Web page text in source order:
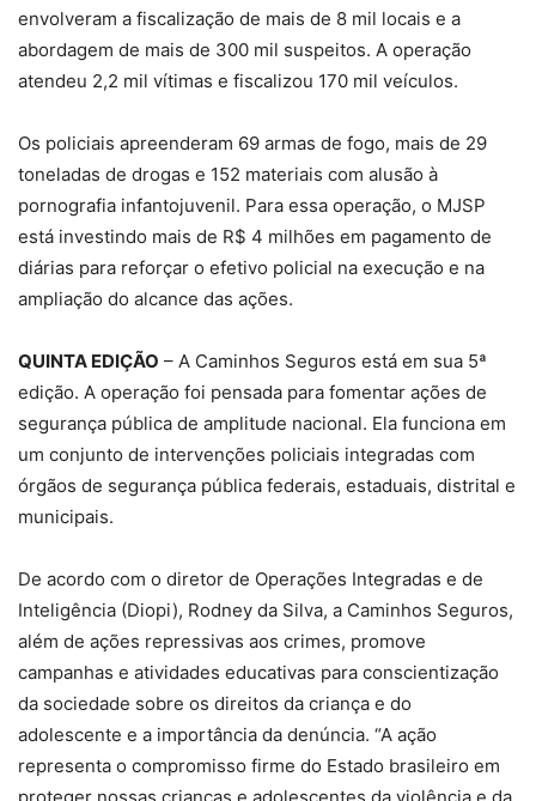
envolveram a fiscalização de mais de 8 mil locais e a
abordagem de mais de 300 mil suspeitos. A operação
atendeu 2,2 mil vítimas e fiscalizou 170 mil veículos.
Os policiais apreenderam 69 armas de fogo, mais de 29
toneladas de drogas e 152 materiais com alusão à
pornografia infantojuvenil. Para essa operação, o MJSP
está investindo mais de R$ 4 milhões em pagamento de
diárias para reforçar o efetivo policial na execução e na
ampliação do alcance das ações.
QUINTA EDIÇÃO – A Caminhos Seguros está em sua 5ª
edição. A operação foi pensada para fomentar ações de
segurança pública de amplitude nacional. Ela funciona em
um conjunto de intervenções policiais integradas com
órgãos de segurança pública federais, estaduais, distrital e
municipais.
De acordo com o diretor de Operações Integradas e de
Inteligência (Diopi), Rodney da Silva, a Caminhos Seguros,
além de ações repressivas aos crimes, promove
campanhas e atividades educativas para conscientização
da sociedade sobre os direitos da criança e do
adolescente e a importância da denúncia. “A ação
representa o compromisso firme do Estado brasileiro em